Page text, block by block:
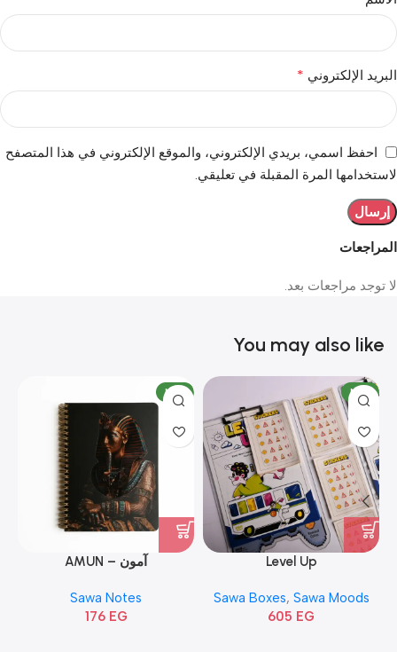
المراجعات
لا توجد مراجعات بعد.
البريد الإلكتروني *
احفظ اسمي، بريدي الإلكتروني، والموقع الإلكتروني في هذا المتصفح
لاستخدامها المرة المقبلة في تعليقي.
You may also like
NEW
Level Up
Sawa Boxes, Sawa Moods
605 EG
NEW
آمون – AMUN
Sawa Notes
176 EG